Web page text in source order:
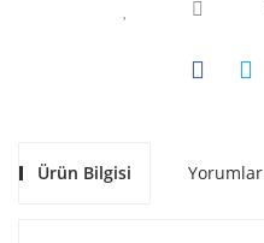
Ürün Bilgisi Yorumlar